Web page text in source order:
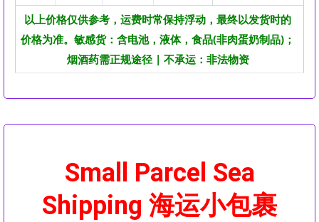
以上价格仅供参考，运费时常保持浮动，最终以发货时的
价格为准。敏感货：含电池，液体，食品(非肉蛋奶制品)；
烟酒药需正规途径 | 不承运：非法物资
Small Parcel Sea
Shipping 海运小包裹